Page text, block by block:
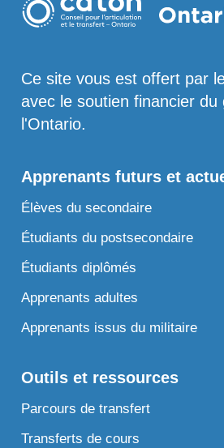
Ce site vous est offert par
avec le soutien financier
l'Ontario.
Apprenants futurs et
Élèves du secondaire
Étudiants du postsecondaire
Étudiants diplômés
Apprenants adultes
Apprenants issus du militaire
Outils et ressources
Parcours de transfert
Transferts de cours